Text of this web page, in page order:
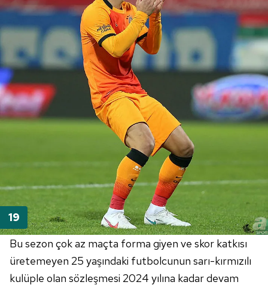
Bu sezon çok az maçta forma giyen ve skor katkısı
üretemeyen 25 yaşındaki futbolcunun sarı-kırmızılı
kulüple olan sözleşmesi 2024 yılına kadar devam